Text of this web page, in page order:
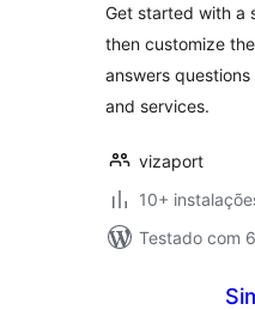
Get started with a
then customize
answers
and services.
vizaport
10+
Testado com